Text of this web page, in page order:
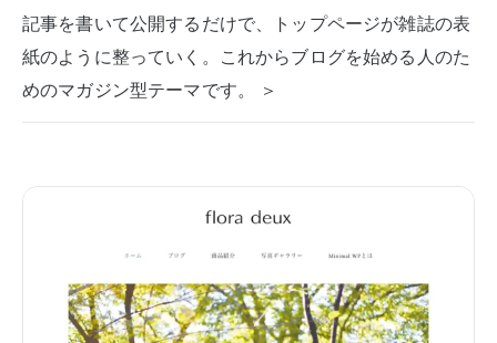
記事を書いて公開するだけで、トップページが雑誌の表
紙のように整っていく。これからブログを始める人のた
めのマガジン型テーマです。 ＞